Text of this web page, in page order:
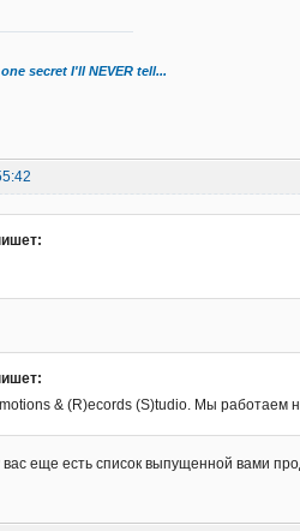
secret I'll NEVER tell...
& (R)ecords (S)tudio. Мы работаем
еще есть список выпущенной вами